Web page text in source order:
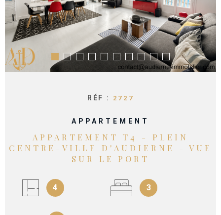
CONTACT
RÉF : 2727
APPARTEMENT
APPARTEMENT T4 - PLEIN
CENTRE-VILLE D'AUDIERNE - VUE
SUR LE PORT
4 3